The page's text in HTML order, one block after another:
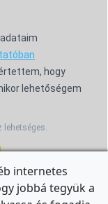
hogy
lehetőségem
lehetséges.
internetes
jobbá tegyük a